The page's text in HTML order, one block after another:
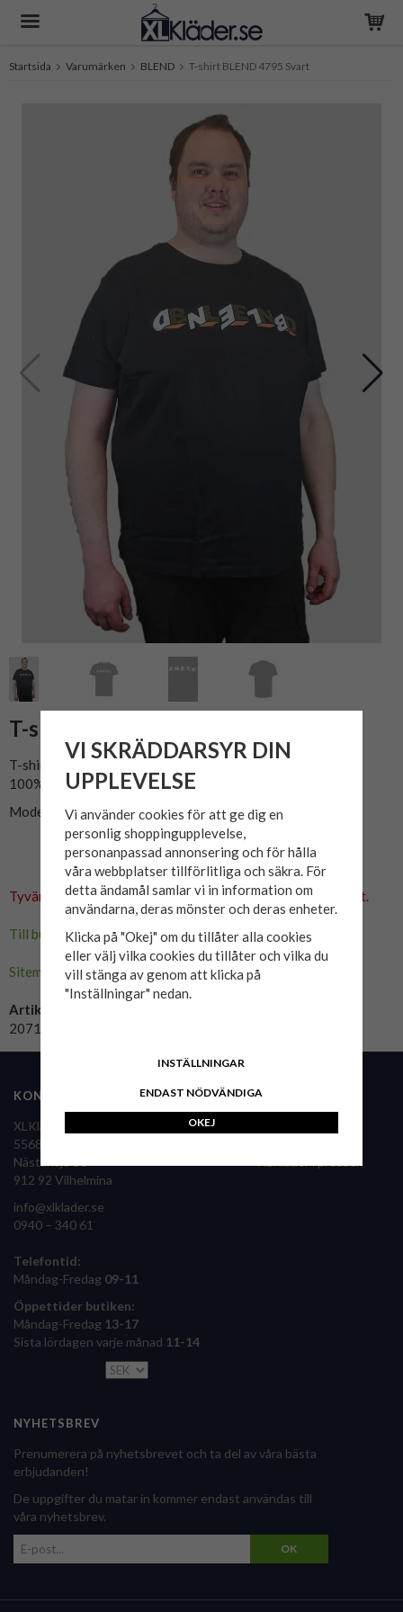
Startsida Varumärken BLEND T-shirt BLEND 4795 Svart
T-shirt BLEND 4795 Svart
T-shirt med tryck från Blend.
100% bomull.
Modellen på bild är 200cm och använder 4XL.
Tyvärr ingår inte denna produkt i vårt sortiment för tillfället.
Till butikens startsida »
Sitemap »
Artikelnummer:
20714795-svart
KONTAKTA OSS
XLKläder Sverige AB
556860-9126
Nästansjö 36
912 92 Vilhelmina
info@xlklader.se
0940 – 340 61
Telefontid:
Måndag-Fredag 09-11
Öppettider butiken:
Måndag-Fredag 13-17
Sista lördagen varje månad 11-14
FÖLJ OSS
NYHETSBREV
Prenumerera på nyhetsbrevet och ta del av våra bästa
erbjudanden!
De uppgifter du matar in kommer endast användas till
våra nyhetsbrev.
OK
VI SKRÄDDARSYR DIN
UPPLEVELSE
Vi använder cookies för att ge dig en
personlig shoppingupplevelse,
personanpassad annonsering och för hålla
våra webbplatser tillförlitliga och säkra. För
detta ändamål samlar vi in information om
användarna, deras mönster och deras enheter.
Klicka på "Okej" om du tillåter alla cookies
eller välj vilka cookies du tillåter och vilka du
vill stänga av genom att klicka på
"Inställningar" nedan.
INSTÄLLNINGAR
ENDAST NÖDVÄNDIGA
OKEJ